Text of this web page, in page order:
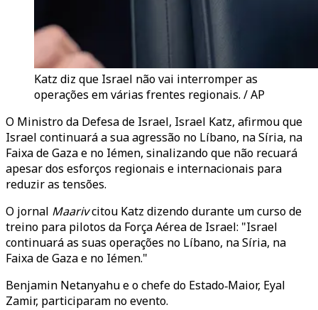
Katz diz que Israel não vai interromper as
operações em várias frentes regionais. / AP
O Ministro da Defesa de Israel, Israel Katz, afirmou que
Israel continuará a sua agressão no Líbano, na Síria, na
Faixa de Gaza e no Iémen, sinalizando que não recuará
apesar dos esforços regionais e internacionais para
reduzir as tensões.
O jornal Maarivcitou Katz dizendo durante um curso de
treino para pilotos da Força Aérea de Israel: "Israel
continuará as suas operações no Líbano, na Síria, na
Faixa de Gaza e no Iémen."
Benjamin Netanyahu e o chefe do Estado‑Maior, Eyal
Zamir, participaram no evento.